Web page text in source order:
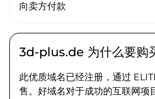
向卖方付款
3d-plus.de 为什么要购
此优质域名已经注册，通过
售。好域名对于成功的互联网项